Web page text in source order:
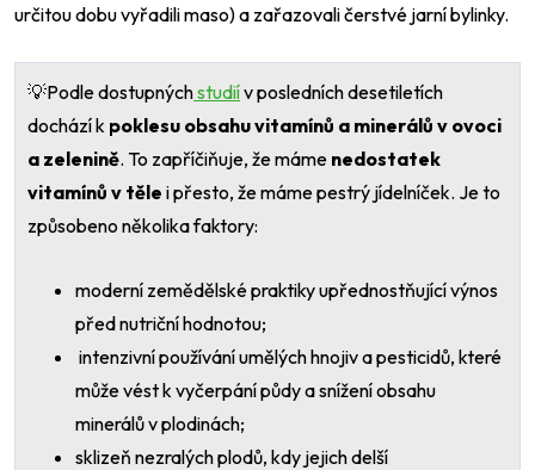
určitou dobu vyřadili maso) a zařazovali čerstvé jarní bylinky.
💡Podle dostupnýchstudiív posledních desetiletích
dochází k poklesu obsahu vitamínů a minerálů v ovoci
a zelenině. To zapříčiňuje, že máme nedostatek
vitamínů v těle i přesto, že máme pestrý jídelníček. Je to
způsobeno několika faktory:
moderní zemědělské praktiky upřednostňující výnos
před nutriční hodnotou;
intenzivní používání umělých hnojiv a pesticidů, které
může vést k vyčerpání půdy a snížení obsahu
minerálů v plodinách;
sklizeň nezralých plodů, kdy jejich delší